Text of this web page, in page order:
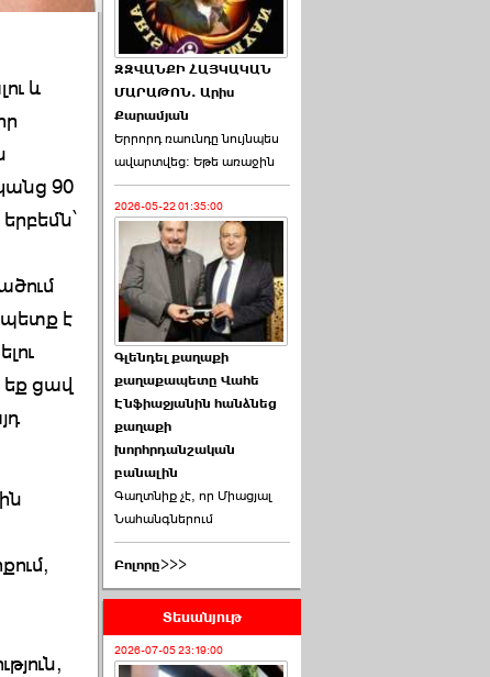
և
90
պետք է
եք ցավ
ԶԶՎԱՆՔԻ ՀԱՅԿԱԿԱՆ
ՄԱՐԱԹՈՆ. Արիս
Քարամյան
Երրորդ ռաունդը նույնպես
ավարտվեց։ Եթե առաջին
2026-05-22 01:35:00
Գլենդել քաղաքի
քաղաքապետը Վահե
Էնֆիաջյանին հանձնեց
քաղաքի
խորհրդանշական
բանալին
Գաղտնիք չէ, որ Միացյալ
Նահանգներում
Բոլորը>>>
Տեսանյութ
2026-07-05 23:19:00